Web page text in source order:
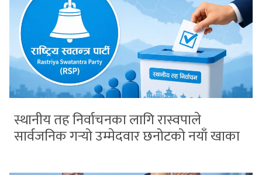
स्थानीय तह निर्वाचनका लागि रास्वपाले
सार्वजनिक गर्‍यो उम्मेदवार छनोटको नयाँ खाका